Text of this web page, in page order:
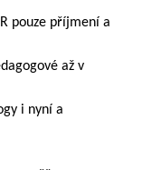
pouze příjmení a
až v
i nyní a